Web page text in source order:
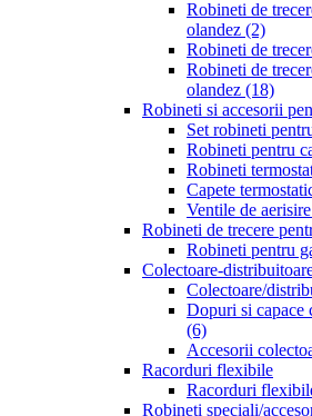
Robineti de
olandez (2)
Robineti de
Robineti de
olandez (18)
Robineti si accesorii
Set robineti
Robineti pentru
Robineti
Capete
Ventile de
Robineti de trecere
Robineti pentru
Colectoare-
Colectoare/
Dopuri si capace
(6)
Accesorii
Racorduri flexibile
Racorduri
Robineti speciali/